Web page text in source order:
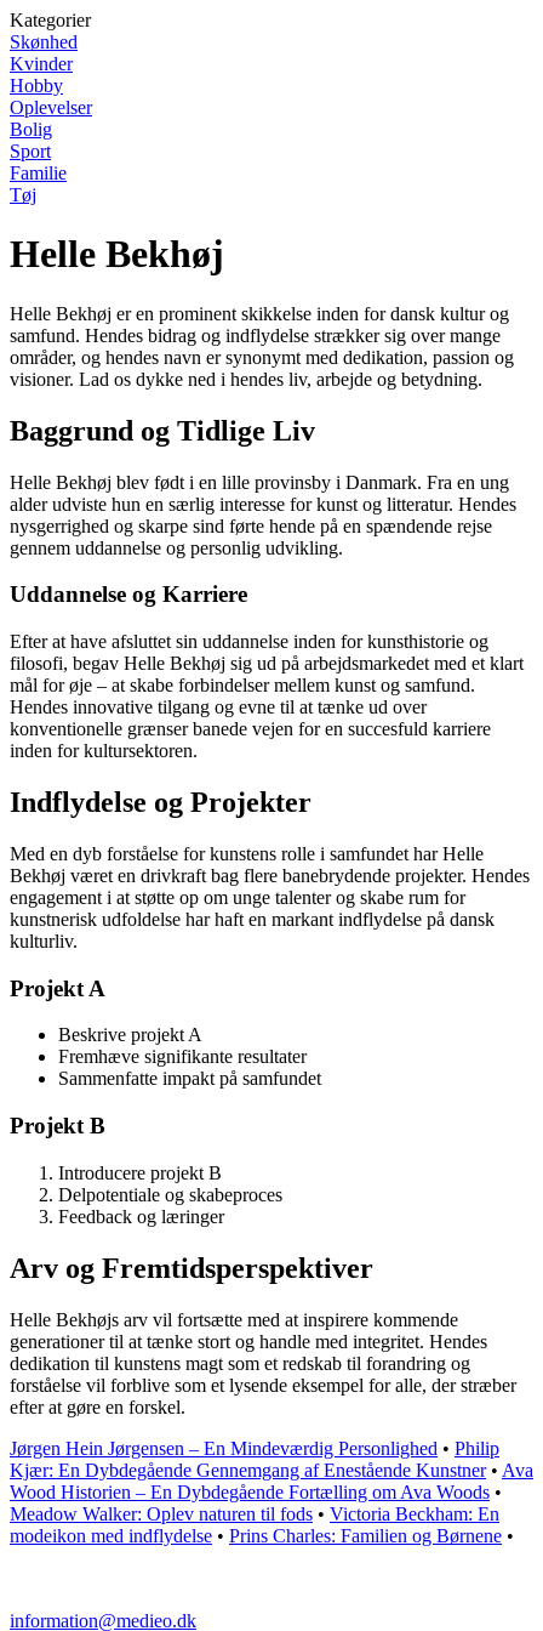
Kategorier
Skønhed
Kvinder
Hobby
Oplevelser
Bolig
Sport
Familie
Tøj
Helle Bekhøj
Helle Bekhøj er en prominent skikkelse inden for dansk kultur og
samfund. Hendes bidrag og indflydelse strækker sig over mange
områder, og hendes navn er synonymt med dedikation, passion og
visioner. Lad os dykke ned i hendes liv, arbejde og betydning.
Baggrund og Tidlige Liv
Helle Bekhøj blev født i en lille provinsby i Danmark. Fra en ung
alder udviste hun en særlig interesse for kunst og litteratur. Hendes
nysgerrighed og skarpe sind førte hende på en spændende rejse
gennem uddannelse og personlig udvikling.
Uddannelse og Karriere
Efter at have afsluttet sin uddannelse inden for kunsthistorie og
filosofi, begav Helle Bekhøj sig ud på arbejdsmarkedet med et klart
mål for øje – at skabe forbindelser mellem kunst og samfund.
Hendes innovative tilgang og evne til at tænke ud over
konventionelle grænser banede vejen for en succesfuld karriere
inden for kultursektoren.
Indflydelse og Projekter
Med en dyb forståelse for kunstens rolle i samfundet har Helle
Bekhøj været en drivkraft bag flere banebrydende projekter. Hendes
enga­gement i at støtte op om unge talenter og skabe rum for
kunstnerisk udfoldelse har haft en markant indflydelse på dansk
kulturliv.
Projekt A
Besk­rive pro­jekt A
Fremhæve sig­ni­fi­kante re­sul­tater
Sam­men­fatte im­pakt på sam­fund­et
Projekt B
Intro­ducere pro­jekt B
Del­poten­tiale og skabe­proces
Feedback og læ­rin­ger
Arv og Fremtidsperspektiver
Helle Bekhøjs arv vil fortsætte med at inspirere kommende
generationer til at tænke stort og handle med integritet. Hendes
dedikation til kunstens magt som et redskab til forandring og
forståelse vil forblive som et lysende eksempel for alle, der stræber
efter at gøre en forskel.
Jørgen Hein Jørgensen – En Mindeværdig Personlighed • Philip
Kjær: En Dybdegående Gennemgang af Enestående Kunstner• Ava
Wood Historien – En Dybdegående Fortælling om Ava Woods •
Meadow Walker: Oplev naturen til fods • Victoria Beckham: En
modeikon med indflydelse • Prins Charles: Familien og Børnene •
information@medieo.dk